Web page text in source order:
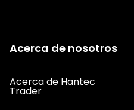
Acerca de nosotros
Acerca de Hantec
Trader